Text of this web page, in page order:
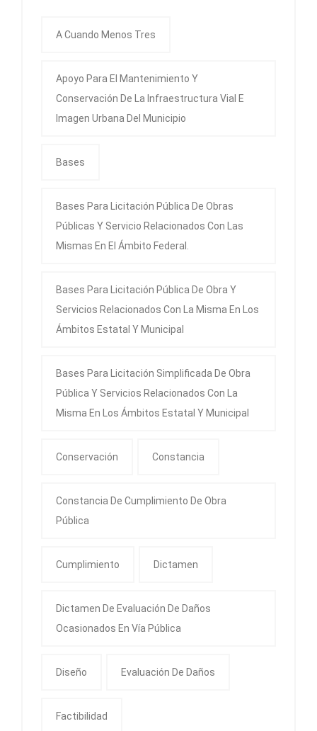
A Cuando Menos Tres
Apoyo Para El Mantenimiento Y
Conservación De La Infraestructura Vial E
Imagen Urbana Del Municipio
Bases
Bases Para Licitación Pública De Obras
Públicas Y Servicio Relacionados Con Las
Mismas En El Ámbito Federal.
Bases Para Licitación Pública De Obra Y
Servicios Relacionados Con La Misma En Los
Ámbitos Estatal Y Municipal
Bases Para Licitación Simplificada De Obra
Pública Y Servicios Relacionados Con La
Misma En Los Ámbitos Estatal Y Municipal
Conservación Constancia
Constancia De Cumplimiento De Obra
Pública
Cumplimiento Dictamen
Dictamen De Evaluación De Daños
Ocasionados En Vía Pública
Diseño Evaluación De Daños
Factibilidad